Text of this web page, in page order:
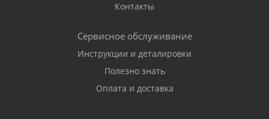
Контакты
Сервисное обслуживание
Инструкции и деталировки
Полезно знать
Оплата и доставка